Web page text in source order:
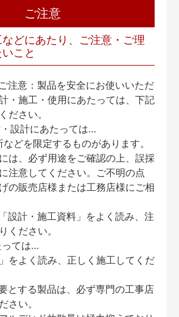
ご注意
どにあたり、ご注意・ご理
こと
注意：製品を安全にお使いいただ
・施工・使用にあたっては、下記
ださい。
設計にあたっては…
どを限定するものがあります。
は、必ず用途をご確認の上、誤採
注意してください。ご不明の点
の販売店様または工務店様にご相
設計・施工資料」をよく読み、注
ください。
ては…
をよく読み、正しく施工してくだ
とする製品は、必ず専門の工事店
さい。